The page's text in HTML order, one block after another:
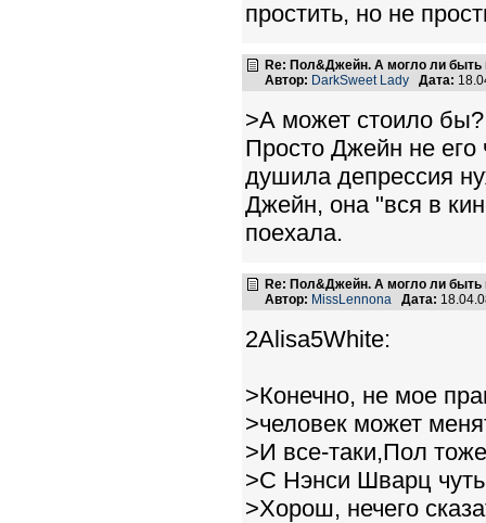
простить, но не
Re: Пол&Джейн. А могло ли быть
Автор: DarkSweet Lady Дата:
>А может стоило бы?
Просто Джейн не его
душила депрессия
Джейн, она "вся в
поехала.
Re: Пол&Джейн. А могло ли быть
Автор: MissLennona Дата:
2Alisa5White:
>Конечно, не мое
>человек может
>И все-таки,Пол
>С Нэнси Шварц
>Хорош, нечего